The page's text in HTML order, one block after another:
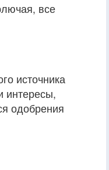
все
источника
интересы,
одобрения